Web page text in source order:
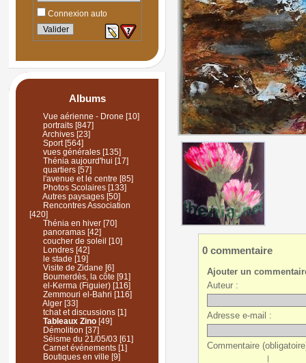
Connexion auto
Albums
Vue aérienne - Drone [10]
portraits[847]
Archives [23]
Sport[564]
vues générales[135]
Thénia aujourd'hui [17]
quartiers[57]
l'avenue et le centre [85]
Photos Scolaires[133]
Autres paysages[50]
Rencontres Association
[420]
Thénia en hiver[70]
panoramas[42]
coucher de soleil [10]
Londres[42]
le stade [19]
Visite de Zidane [6]
Boumerdès, la côte [91]
el-Kerma (Figuier)[116]
Zemmouri el-Bahri [116]
Alger[33]
tchat et discussions[1]
Tableaux Zino[49]
Démolition [37]
Séisme du 21/05/03 [61]
Carnet événements[1]
Boutiques en ville [9]
0 commentaire
Ajouter un
Auteur :
Adresse e-mail :
Commentaire
|